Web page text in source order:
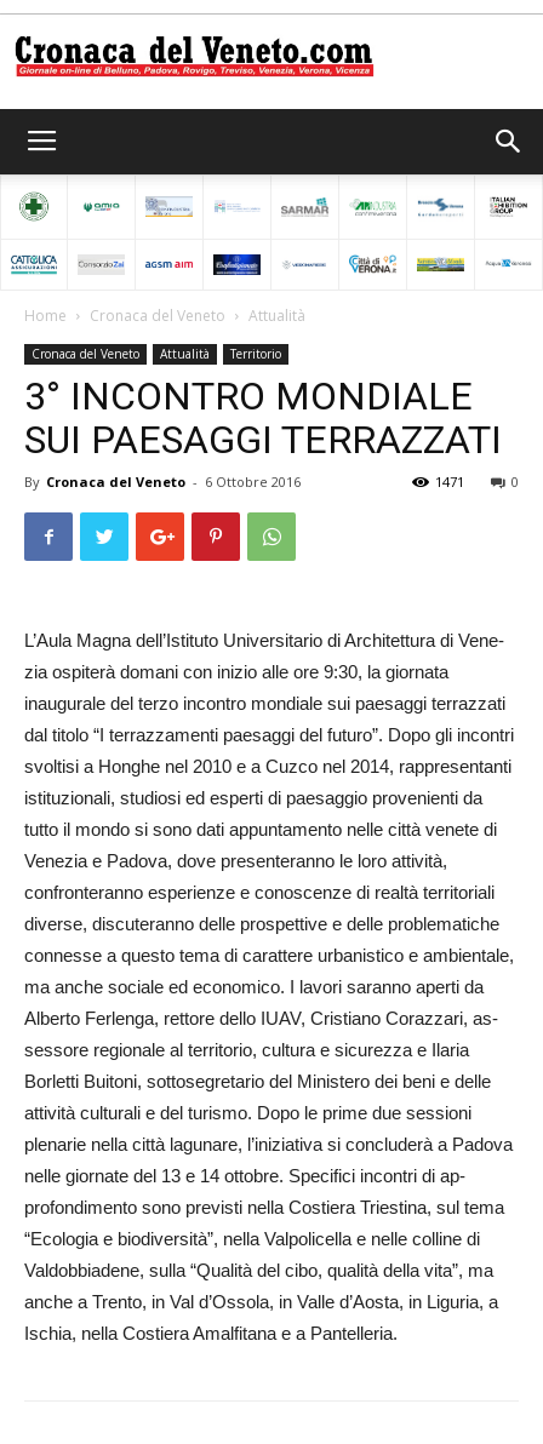
del
Veneto
Home Cronaca del Veneto Attualità
Cronaca del Veneto Attualità Territorio
3° INCONTRO MONDIALE
SUI PAESAGGI TERRAZZATI
By Cronaca del Veneto - 6 Ottobre 2016 0
1471
L’Aula Magna dell’Istituto Uni­ver­sitario di Architettura di Vene­
zia ospiterà domani con inizio alle ore 9:30, la giornata
inaugurale del terzo incontro mondiale sui paesaggi terrazzati
dal titolo “I terrazzamenti paesaggi del futuro”. Dopo gli incontri
svoltisi a Honghe nel 2010 e a Cuzco nel 2014, rappresentanti
istituzionali, studiosi ed esperti di paesaggio provenienti da
tutto il mondo si sono dati appuntamento nelle città venete di
Venezia e Padova, dove presenteranno le loro attività,
confronteranno esperienze e conoscenze di realtà territoriali
diverse, discuteranno delle prospettive e delle problematiche
connesse a questo tema di carattere urbanistico e ambientale,
ma anche sociale ed economico. I lavori saranno aperti da
Alberto Ferlenga, rettore dello IUAV, Cristiano C­o­ra­z­zari, as­
ses­sore regionale al territorio, cultura e sicurezza e Ilaria
Borletti Buit­oni, sottosegretario del Mi­nistero dei beni e delle
attività culturali e del turismo. Dopo le prime due sessioni
plenarie nella città lagunare, l’iniziativa si concluderà a Padova
nelle giornate del 13 e 14 ottobre. Specifici incontri di ap­
profondimento sono previsti nella Costiera Triestina, sul tema
“Eco­logia e biodiversità”, nella Valpo­licella e nelle colline di
Valdob­bia­dene, sulla “Qualità del cibo, qualità della vita”, ma
anche a Trento, in Val d’Ossola, in Valle d’Aosta, in Liguria, a
Ischia, nella Costiera Amalfitana e a Pantelleria.